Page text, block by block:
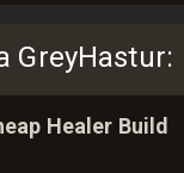
GreyHastur:
Healer Build